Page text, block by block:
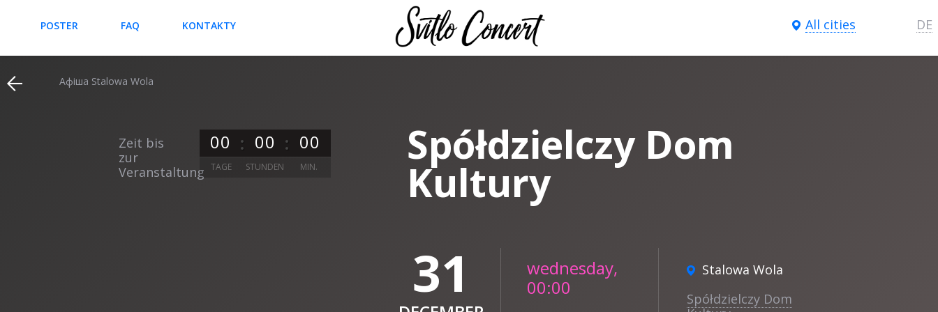
POSTER FAQ KONTAKTY All cities DE
Афіша Stalowa Wola
Zeit bis
zur
Veranstaltung
00 00 00
TAGE STUNDEN MIN. Spółdzielczy Dom
Kultury
Stalowa Wola
Spółdzielczy Dom
31
wednesday,
00:00